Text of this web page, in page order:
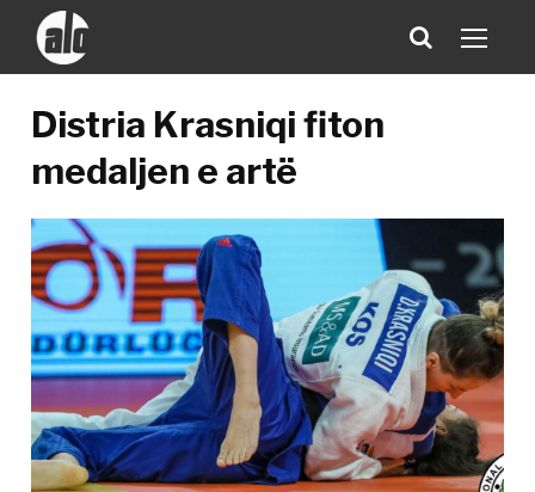
Distria Krasniqi fiton
medaljen e artë